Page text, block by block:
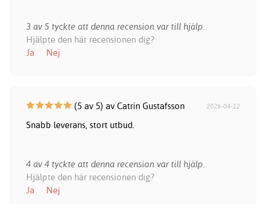
3 av 5 tyckte att denna recension var till hjälp.
Hjälpte den här recensionen dig?
Ja
Nej
(5 av 5) av Catrin Gustafsson 2026-04-12
Snabb leverans, stort utbud.
4 av 4 tyckte att denna recension var till hjälp.
Hjälpte den här recensionen dig?
Ja
Nej